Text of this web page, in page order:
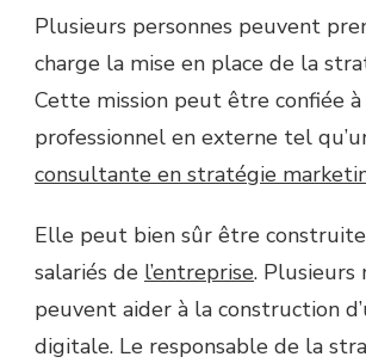
Plusieurs personnes peuvent
charge la mise en place de la
Cette mission peut être confiée
professionnel en externe tel
consultante en stratégie
Elle peut bien sûr être
salariés de l’entreprise. Plusieurs
peuvent aider à la construction
digitale. Le responsable de la